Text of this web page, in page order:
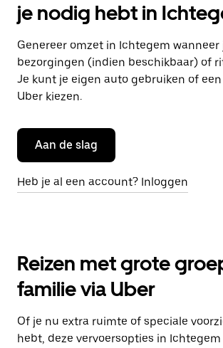
je nodig hebt in
Genereer omzet in Ichtegem
bezorgingen (indien beschikbaar) of
Je kunt je eigen auto gebruiken of
Uber kiezen.
Aan de slag
Heb je al een account? Inloggen
Reizen met grote
familie via Uber
Of je nu extra ruimte of speciale
hebt, deze vervoersopties in